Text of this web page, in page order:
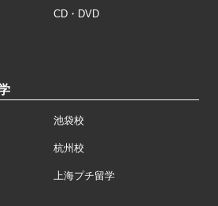
CD・DVD
池袋校
杭州校
上海プチ留学